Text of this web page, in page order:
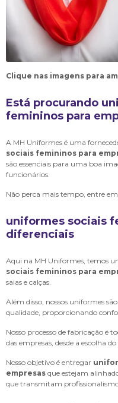
Clique nas imagens para
Está procurando
femininos para
A MH Uniformes é uma
sociais femininos para
são essenciais para uma boa
funcionários.
Não perca mais tempo, entre
uniformes sociais
diferenciais
Aqui na MH Uniformes, temos
sociais femininos para
saias e calças.
Além disso, nossos uniformes
qualidade, proporcionando
Nosso processo de fabricação é
das empresas, desde a escolha
Nosso objetivo é entregar
empresas que estejam
que transmitam profissionalismo